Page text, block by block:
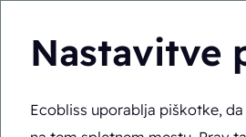
Nastavitve
Ecobliss uporablja piškotke,
Domov Blog >